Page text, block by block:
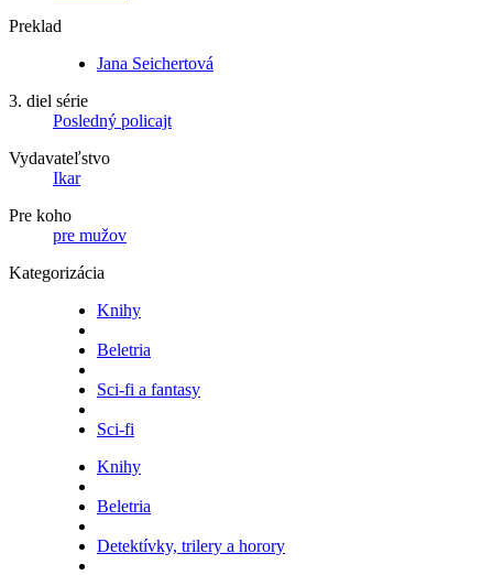
Preklad
Jana Seichertová
3. diel série
Posledný policajt
Vydavateľstvo
Ikar
Pre koho
pre mužov
Kategorizácia
Knihy
Beletria
Sci-fi a fantasy
Sci-fi
Knihy
Beletria
Detektívky, trilery a horory